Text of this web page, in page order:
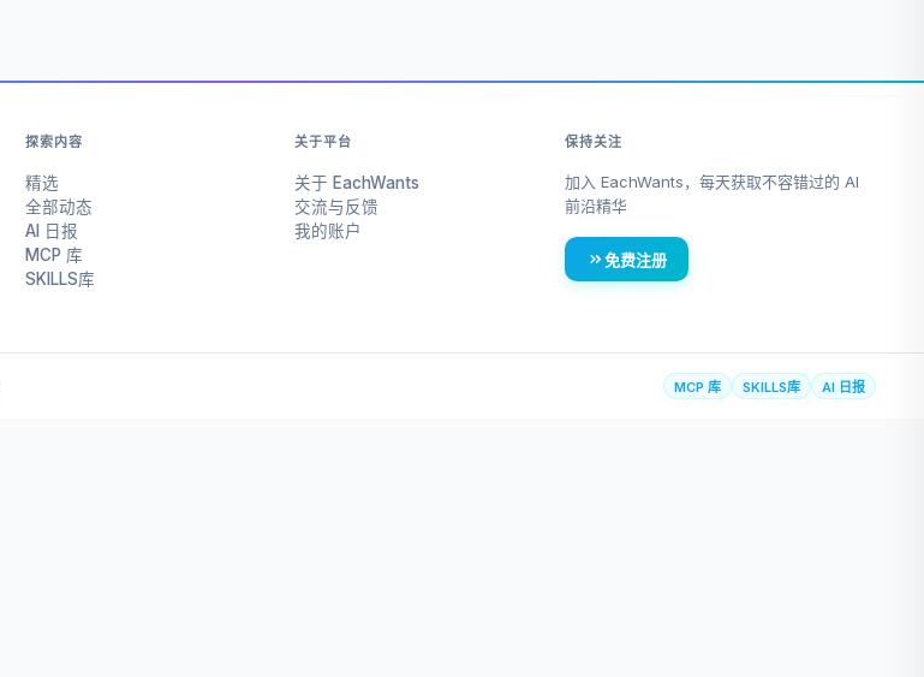
探索内容
精选
全部动态
AI 日报
MCP 库
SKILLS库
关于平台
关于 EachWants
交流与反馈
我的账户
保持关注
加入 EachWants，每天获取不容错过的 AI
前沿精华
免费注册
MCP 库 SKILLS库 AI 日报